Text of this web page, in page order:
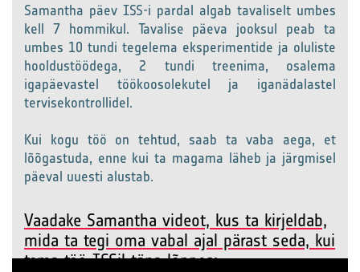
Samantha päev ISS-i pardal algab tavaliselt umbes
kell 7 hommikul. Tavalise päeva jooksul peab ta
umbes 10 tundi tegelema eksperimentide ja oluliste
hooldustöödega, 2 tundi treenima, osalema
igapäevastel töökoosolekutel ja iganädalastel
tervisekontrollidel.
Kui kogu töö on tehtud, saab ta vaba aega, et
lõõgastuda, enne kui ta magama läheb ja järgmisel
päeval uuesti alustab.
Vaadake Samantha videot, kus ta kirjeldab,
mida ta tegi oma vabal ajal pärast seda, kui
tema töö ISSil täna lõppes: